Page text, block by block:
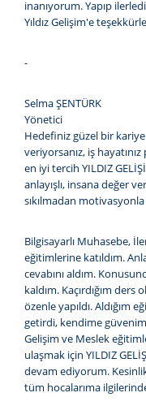
inanıyorum. Yapıp
Yıldız Gelişim'e
-
Selma ŞENTÜRK
Yönetici
Hedefiniz güzel bir
veriyorsanız, iş
en iyi tercih YILDIZ
anlayışlı, insana değer
sıkılmadan
Bilgisayarlı Muhasebe,
eğitimlerine katıldım.
cevabını aldım.
kaldım. Kaçırdığım
özenle yapıldı. Aldığım
getirdi, kendime
Gelişim ve Meslek
ulaşmak için YILDIZ
devam ediyorum.
tüm hocalarıma